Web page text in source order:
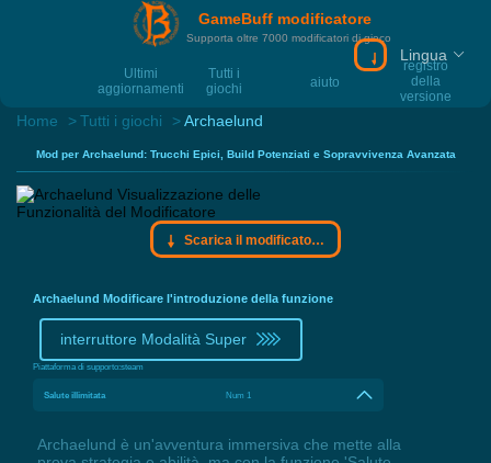
GameBuff modificatore
Supporta oltre 7000 modificatori di gioco
Ultimi
aggiornamenti
Tutti i
giochi
aiuto
registro
della
versione
Scarica il
Lingua
Home Tutti i giochi Archaelund
Mod per Archaelund: Trucchi Epici, Build Potenziati e Sopravvivenza Avanzata
Scarica il modificatore Gamebuff
Archaelund Modificare l'introduzione della funzione
interruttore Modalità Super
Piattaforma di supporto:steam
Salute illimitata Num 1
Archaelund è un'avventura immersiva che mette alla